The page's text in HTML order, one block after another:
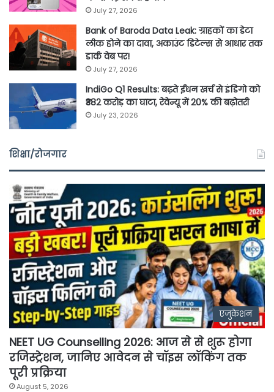
July 27, 2026
Bank of Baroda Data Leak: ग्राहकों का डेटा
लीक होने का दावा, अकाउंट डिटेल्स से आधार तक
डार्क वेब पर!
July 27, 2026
IndiGo Q1 Results: बढ़ते ईंधन खर्च से इंडिगो को
₹382 करोड़ का घाटा, रेवेन्यू में 20% की बढ़ोतरी
July 23, 2026
शिक्षा/रोजगार
एजुकेशन
NEET UG Counselling 2026: आज से से शुरू होगा
रजिस्ट्रेशन, जानिए आवेदन से चॉइस लॉकिंग तक
पूरी प्रक्रिया
August 5, 2026